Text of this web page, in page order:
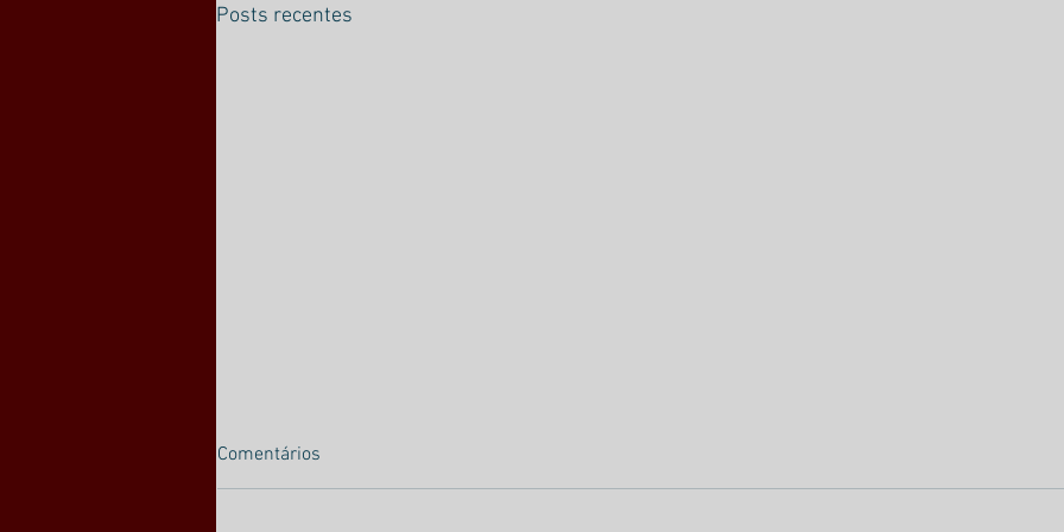
Posts recentes
Comentários